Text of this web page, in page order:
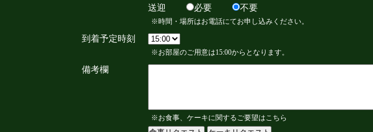
送迎
必要 不要
※時間・場所はお電話にてお申し込みください。
到着予定時刻
※お部屋のご用意は15:00からとなります。
備考欄
※お食事、ケーキに関するご要望はこちら